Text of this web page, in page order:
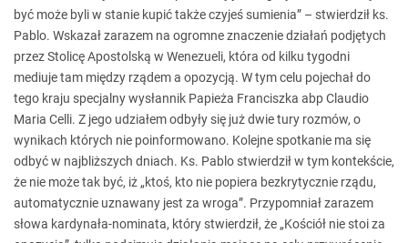
być może byli w stanie kupić także czyjeś sumienia” – stwierdził ks.
Pablo. Wskazał zarazem na ogromne znaczenie działań podjętych
przez Stolicę Apostolską w Wenezueli, która od kilku tygodni
mediuje tam między rządem a opozycją. W tym celu pojechał do
tego kraju specjalny wysłannik Papieża Franciszka abp Claudio
Maria Celli. Z jego udziałem odbyły się już dwie tury rozmów, o
wynikach których nie poinformowano. Kolejne spotkanie ma się
odbyć w najbliższych dniach. Ks. Pablo stwierdził w tym kontekście,
że nie może tak być, iż „ktoś, kto nie popiera bezkrytycznie rządu,
automatycznie uznawany jest za wroga”. Przypomniał zarazem
słowa kardynała-nominata, który stwierdził, że „Kościół nie stoi za